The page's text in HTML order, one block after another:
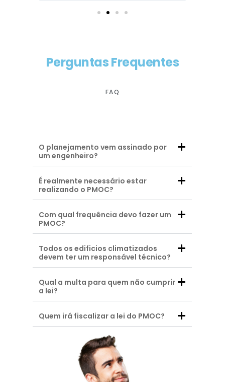
Perguntas Frequentes
FAQ
O planejamento vem assinado por
um engenheiro?
É realmente necessário estar
realizando o PMOC?
Com qual frequência devo fazer um
PMOC?
Todos os edificios climatizados
devem ter um responsável técnico?
Qual a multa para quem não cumprir
a lei?
Quem irá fiscalizar a lei do PMOC?